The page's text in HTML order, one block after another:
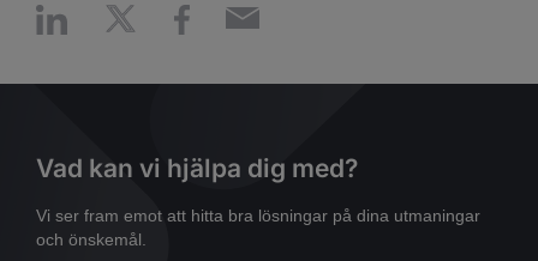
Vad kan vi hjälpa dig med?
Vi ser fram emot att hitta bra lösningar på dina utmaningar
och önskemål.